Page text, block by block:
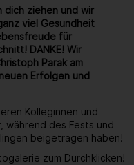
dich ziehen und wir
viel Gesundheit
für
DANKE! Wir
Parak am
Erfolgen und
Kolleginnen und
während des Fests und
beigetragen haben!
zum Durchklicken!